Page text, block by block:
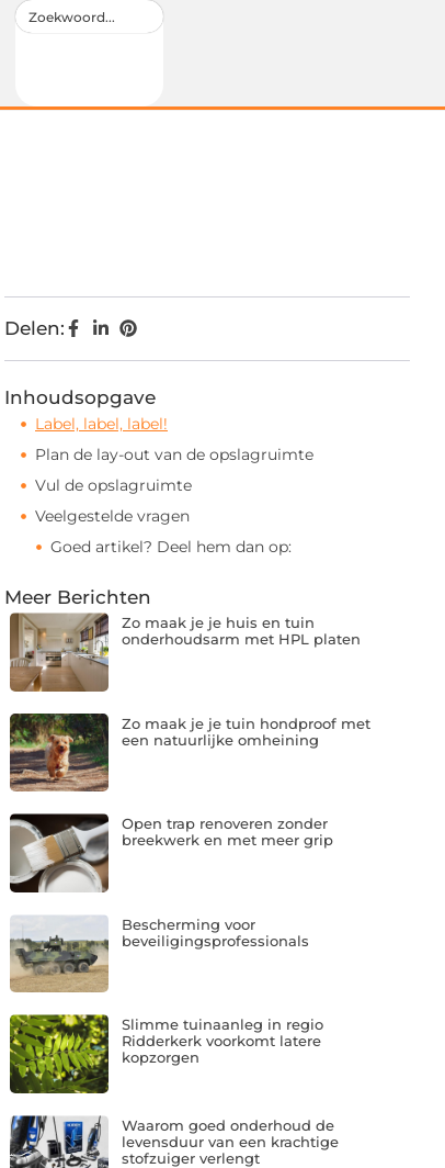
Delen:
Inhoudsopgave
Label, label, label!
Plan de lay-out van de opslagruimte
Vul de opslagruimte
Veelgestelde vragen
Goed artikel? Deel hem dan op:
Meer Berichten
Zo maak je je huis en tuin
onderhoudsarm met HPL platen
Zo maak je je tuin hondproof met
een natuurlijke omheining
Open trap renoveren zonder
breekwerk en met meer grip
Bescherming voor
beveiligingsprofessionals
Slimme tuinaanleg in regio
Ridderkerk voorkomt latere
kopzorgen
Waarom goed onderhoud de
levensduur van een krachtige
stofzuiger verlengt